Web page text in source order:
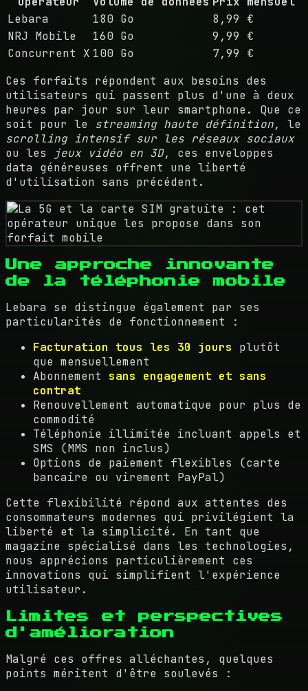
Lebara
180 Go
8,99 €
NRJ Mobile
160 Go
9,99 €
Concurrent X 100 Go
7,99 €
Ces forfaits répondent aux besoins des
utilisateurs qui passent plus d'une à deux
heures par jour sur leur smartphone. Que ce
soit pour le streaming haute définition, le
scrolling intensif sur les réseaux sociaux
ou les
jeux vidéo en 3D, ces enveloppes
data généreuses offrent une liberté
d'utilisation sans précédent.
Une approche innovante
de la téléphonie mobile
Lebara se distingue également par ses
particularités de fonctionnement :
Facturation tous les 30 jours plutôt
que mensuellement
Abonnement sans engagement et sans
contrat
Renouvellement automatique pour plus de
commodité
Téléphonie illimitée incluant appels et
SMS (MMS non inclus)
Options de paiement flexibles (carte
bancaire ou virement PayPal)
Cette flexibilité répond aux attentes des
consommateurs modernes qui privilégient la
liberté et la simplicité. En tant que
magazine spécialisé dans les technologies,
nous apprécions particulièrement ces
innovations qui simplifient l'expérience
utilisateur.
Limites et perspectives
d'amélioration
Malgré ces offres alléchantes, quelques
points méritent d'être soulevés :